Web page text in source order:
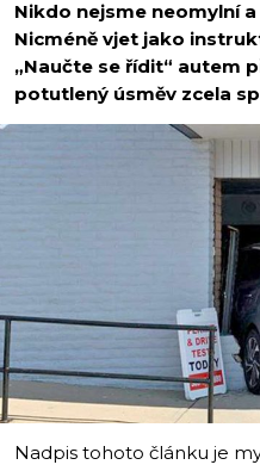
Nikdo nejsme neomylní
Nicméně vjet jako
„Naučte se řídit“ autem
potutlený úsměv zcela
Nadpis tohoto článku je